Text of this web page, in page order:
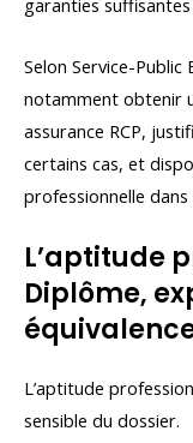
garanties
Selon Service-
notamment obtenir
assurance RCP,
certains cas, et
professionnelle dans
L’aptitude
Diplôme,
L’aptitude
sensible du dossier.